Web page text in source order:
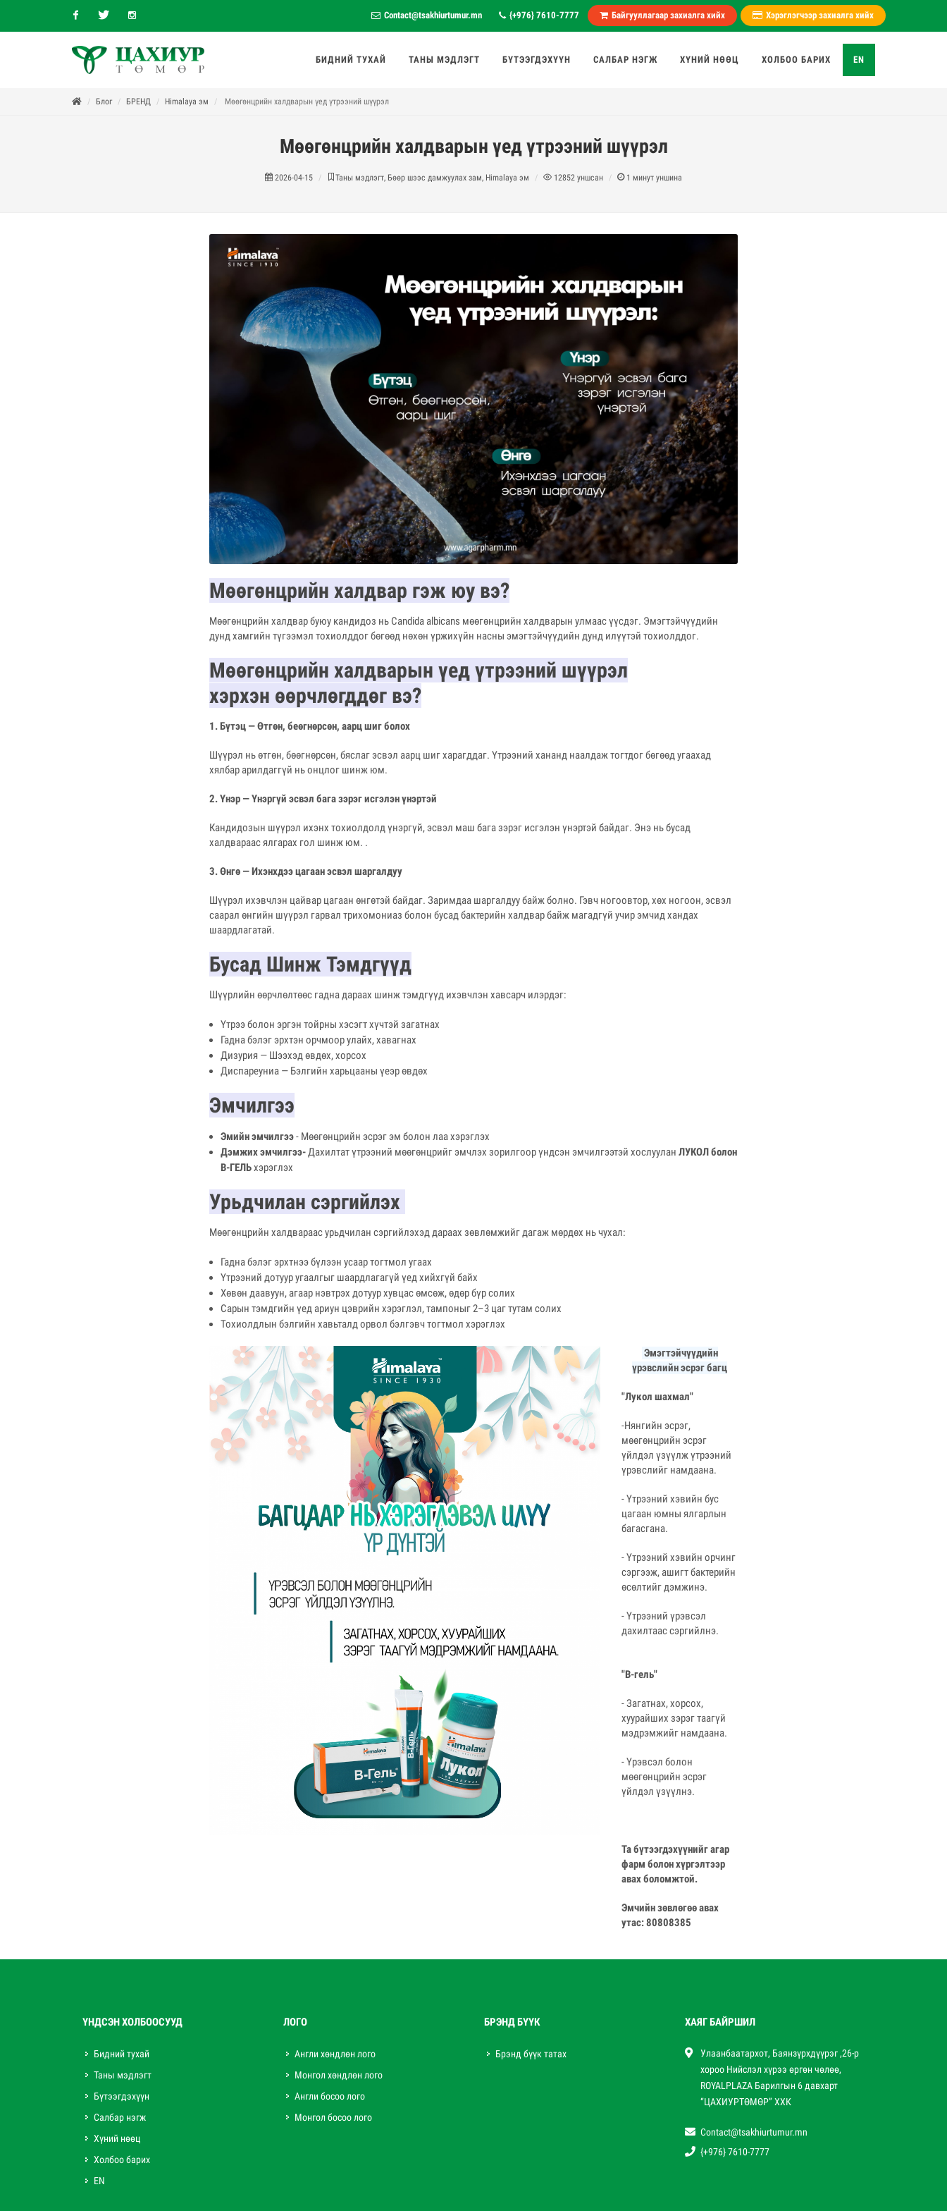
FacebookTwitter Instagram
Contact@tsakhiurtumur.mn {+976} 7610-7777 Байгууллагаар захиалга хийх Хэрэглэгчээр захиалга хийх
БИДНИЙ ТУХАЙ ТАНЫ МЭДЛЭГТ БҮТЭЭГДЭХҮҮН САЛБАР НЭГЖ ХҮНИЙ НӨӨЦ ХОЛБОО БАРИХ EN
Блог БРЕНД Himalaya эм Мөөгөнцрийн халдварын үед үтрээний шүүрэл
Мөөгөнцрийн халдварын үед үтрээний шүүрэл
2026-04-15 Таны мэдлэгт, Бөөр шээс дамжуулах зам, Himalaya эм 12852 уншсан 1 минут уншина
Мөөгөнцрийн халдвар гэж юу вэ?
Мөөгөнцрийн халдвар буюу кандидоз нь Candida albicans мөөгөнцрийн халдварын улмаас үүсдэг. Эмэгтэйчүүдийн
дунд хамгийн түгээмэл тохиолддог бөгөөд нөхөн үржихүйн насны эмэгтэйчүүдийн дунд илүүтэй тохиолддог.
Мөөгөнцрийн халдварын үед үтрээний шүүрэл
хэрхэн өөрчлөгддөг вэ?
1. Бүтэц — Өтгөн, беөгнөрсөн, аарц шиг болох
Шүүрэл нь өтгөн, бөөгнөрсөн, бяслаг эсвэл аарц шиг харагддаг. Үтрээний хананд наалдаж тогтдог бөгөөд угаахад
хялбар арилдаггүй нь онцлог шинж юм.
2. Үнэр — Үнэргүй эсвэл бага зэрэг исгэлэн үнэртэй
Кандидозын шүүрэл ихэнх тохиолдолд үнэргүй, эсвэл маш бага зэрэг исгэлэн үнэртэй байдаг. Энэ нь бусад
халдвараас ялгарах гол шинж юм. .
3. Өнгө — Ихэнхдээ цагаан эсвэл шаргалдуу
Шүүрэл ихэвчлэн цайвар цагаан өнгөтэй байдаг. Заримдаа шаргалдуу байж болно. Гэвч ногоовтор, хөх ногоон, эсвэл
саарал өнгийн шүүрэл гарвал трихомониаз болон бусад бактерийн халдвар байж магадгүй учир эмчид хандах
шаардлагатай.
Бусад Шинж Тэмдгүүд
Шүүрлийн өөрчлөлтөөс гадна дараах шинж тэмдгүүд ихэвчлэн хавсарч илэрдэг:
Үтрээ болон эргэн тойрны хэсэгт хүчтэй загатнах
Гадна бэлэг эрхтэн орчмоор улайх, хавагнах
Дизурия — Шээхэд өвдөх, хорсох
Диспареуниа — Бэлгийн харьцааны үеэр өвдөх
Эмчилгээ
Эмийн эмчилгээ- Мөөгөнцрийн эсрэг эм болон лаа хэрэглэх
Дэмжих эмчилгээ-Дахилтат үтрээний мөөгөнцрийг эмчлэх зорилгоор үндсэн эмчилгээтэй хослуулан ЛУКОЛ болон
В-ГЕЛЬхэрэглэх
Урьдчилан сэргийлэх
Мөөгөнцрийн халдвараас урьдчилан сэргийлэхэд дараах зөвлөмжийг дагаж мөрдөх нь чухал:
Гадна бэлэг эрхтнээ бүлээн усаар тогтмол угаах
Үтрээний дотуур угаалгыг шаардлагагүй үед хийхгүй байх
Хөвөн даавуун, агаар нэвтрэх дотуур хувцас өмсөж, өдөр бүр солих
Сарын тэмдгийн үед ариун цэврийн хэрэглэл, тампоныг 2–3 цаг тутам солих
Тохиолдлын бэлгийн хавьталд орвол бэлгэвч тогтмол хэрэглэх
Эмэгтэйчүүдийн
үрэвслийн эсрэг багц
"Лукол шахмал"
-Нянгийн эсрэг,
мөөгөнцрийн эсрэг
үйлдэл үзүүлж үтрээний
үрэвслийг намдаана.
- Үтрээний хэвийн бус
цагаан юмны ялгарлын
багасгана.
- Үтрээний хэвийн орчинг
сэргээж, ашигт бактерийн
өсөлтийг дэмжинэ.
- Үтрээний үрэвсэл
дахилтаас сэргийлнэ.
"В-гель"
- Загатнах, хорсох,
хуурайших зэрэг таагүй
мэдрэмжийг намдаана.
- Үрэвсэл болон
мөөгөнцрийн эсрэг
үйлдэл үзүүлнэ.
Та бүтээгдэхүүнийг агар
фарм болон хүргэлтээр
авах боломжтой.
Эмчийн зөвлөгөө авах
утас: 80808385
ҮНДСЭН ХОЛБООСУУД
Бидний тухай
Таны мэдлэгт
Бүтээгдэхүүн
Салбар нэгж
Хүний нөөц
Холбоо барих
EN
ЛОГО
Англи хөндлөн лого
Монгол хөндлөн лого
Англи босоо лого
Монгол босоо лого
БРЭНД БҮҮК
Брэнд бүүк татах
ХАЯГ БАЙРШИЛ
Улаанбаатархот, Баянзүрхдүүрэг ,26-р
хороо Нийслэл хүрээ өргөн чөлөө,
ROYALPLAZA Барилгын 6 давхарт
“ЦАХИУРТӨМӨР” ХХК
Contact@tsakhiurtumur.mn
{+976} 7610-7777